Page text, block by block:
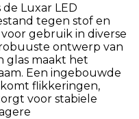
de Luxar LED
tegen stof en
gebruik in diverse
ontwerp van
glas maakt het
Een ingebouwde
flikkeringen,
voor stabiele